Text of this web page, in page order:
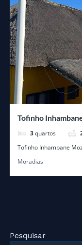
Tofinho
3 quartos
Tofinho Inhambane
Moradias
Pesquisar